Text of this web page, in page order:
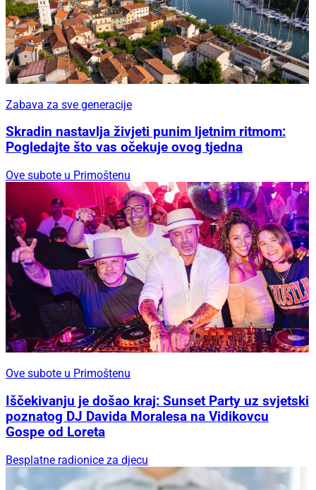
Zabava za sve generacije
Skradin nastavlja živjeti punim ljetnim ritmom:
Pogledajte što vas očekuje ovog tjedna
Ove subote u Primoštenu
Ove subote u Primoštenu
Iščekivanju je došao kraj: Sunset Party uz svjetski
poznatog DJ Davida Moralesa na Vidikovcu
Gospe od Loreta
Besplatne radionice za djecu